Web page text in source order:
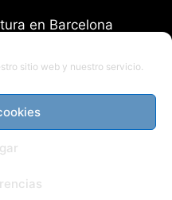
sitio web y nuestro servicio.
en Barcelona